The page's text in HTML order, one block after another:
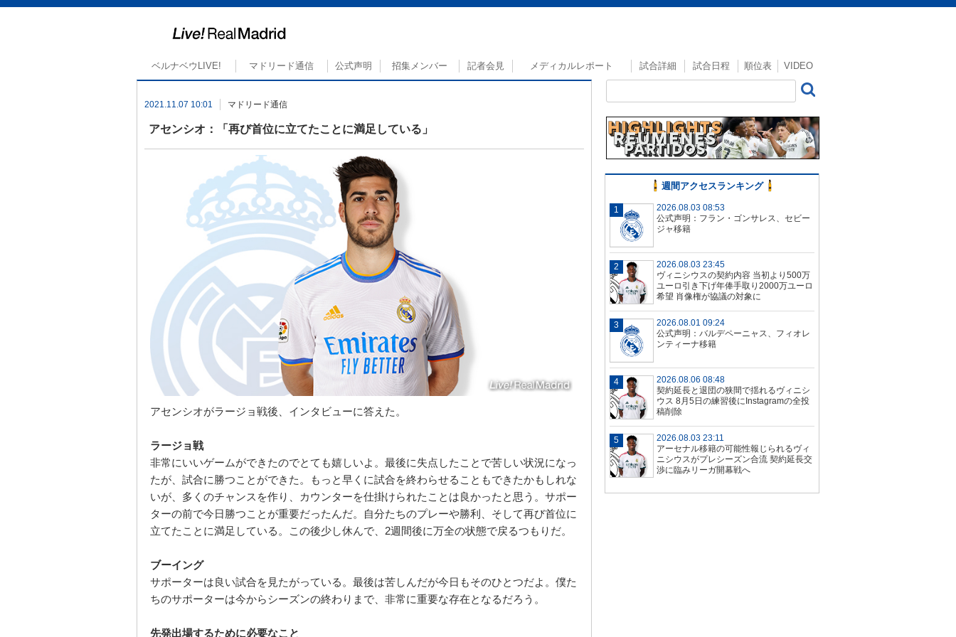
ベルナベウLIVE! マドリード通信 公式声明 招集メンバー 記者会見 メディカルレポート 試合詳細 試合日程 順位表 VIDEO
2021.11.07 10:01 マドリード通信
アセンシオ：「再び首位に立てたことに満足している」
アセンシオがラージョ戦後、インタビューに答えた。
ラージョ戦
非常にいいゲームができたのでとても嬉しいよ。最後に失点したことで苦しい状況になっ
たが、試合に勝つことができた。もっと早くに試合を終わらせることもできたかもしれな
いが、多くのチャンスを作り、カウンターを仕掛けられたことは良かったと思う。サポー
ターの前で今日勝つことが重要だったんだ。自分たちのプレーや勝利、そして再び首位に
立てたことに満足している。この後少し休んで、2週間後に万全の状態で戻るつもりだ。
ブーイング
サポーターは良い試合を見たがっている。最後は苦しんだが今日もそのひとつだよ。僕た
ちのサポーターは今からシーズンの終わりまで、非常に重要な存在となるだろう。
先発出場するために必要なこと
週間アクセスランキング
2026.08.03 08:53
公式声明：フラン・ゴンサレス、セビー
ジャ移籍
2026.08.03 23:45
ヴィニシウスの契約内容 当初より500万
ユーロ引き下げ年俸手取り2000万ユーロ
希望 肖像権が協議の対象に
2026.08.01 09:24
公式声明：バルデペーニャス、フィオレ
ンティーナ移籍
2026.08.06 08:48
契約延長と退団の狭間で揺れるヴィニシ
ウス 8月5日の練習後にInstagramの全投
稿削除
2026.08.03 23:11
アーセナル移籍の可能性報じられるヴィ
ニシウスがプレシーズン合流 契約延長交
渉に臨みリーガ開幕戦へ